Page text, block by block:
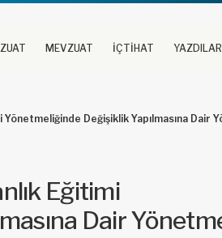
MEVZUAT İÇTİHAT YAZDILAR
Değişiklik Yapılmasına Dair
Eğitimi
Dair